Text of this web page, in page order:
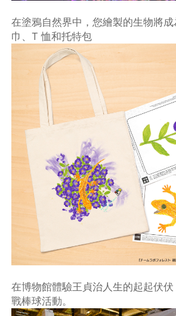
在塗鴉自然界中，您繪製的生物將
巾、T 恤和托特包
在博物館體驗王貞治人生的起起伏
戰棒球活動。